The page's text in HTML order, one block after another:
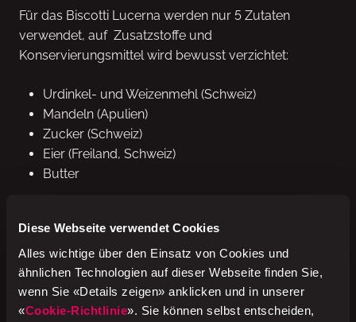
Diese Webseite verwendet Cookies
Alles wichtige über den Einsatz von Cookies und
ähnlichen Technologien auf dieser Webseite finden Sie,
wenn Sie «Details zeigen» anklicken und in unserer
«Cookie-Richtlinie». Sie können selbst entscheiden,
Für das Biscotti Lucerna werden nur 5 Zutaten
verwendet, auf Zusatzstoffe und
Konservierungsmittel wird bewusst verzichtet:
Urdinkel- und Weizenmehl (Schweiz)
Mandeln (Apulien)
Zucker (Schweiz)
Eier (Freiland, Schweiz)
Butter
Gebäck, das perfekt zu Kaffee oder Tee passt.
Aktuell in der Region Luzern